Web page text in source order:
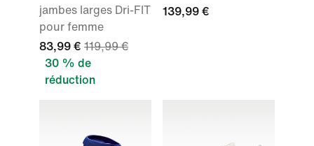
jambes larges Dri-FIT
pour femme
83,99 € 119,99 €
30 % de
réduction
139,99 €